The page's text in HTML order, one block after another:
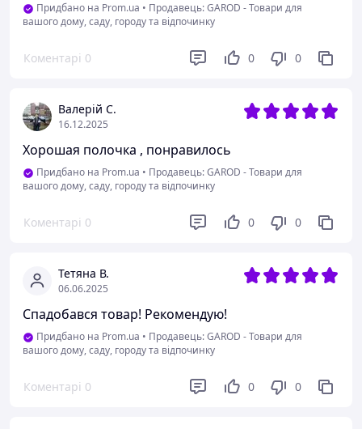
Придбано на Prom.ua • Продавець: GAROD - Товари для
вашого дому, саду, городу та відпочинку
Коментарі 0 0 0
Валерій С.
16.12.2025
Хорошая полочка , понравилось
Придбано на Prom.ua • Продавець: GAROD - Товари для
вашого дому, саду, городу та відпочинку
Коментарі 0 0 0
Тетяна В.
06.06.2025
Спадобався товар! Рекомендую!
Придбано на Prom.ua • Продавець: GAROD - Товари для
вашого дому, саду, городу та відпочинку
Коментарі 0 0 0